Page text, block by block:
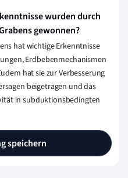
wurden durch
gewonnen?
hat wichtige Erkenntnisse
Erdbebenmechanismen
hat sie zur Verbesserung
beigetragen und das
in subduktionsbedingten
speichern